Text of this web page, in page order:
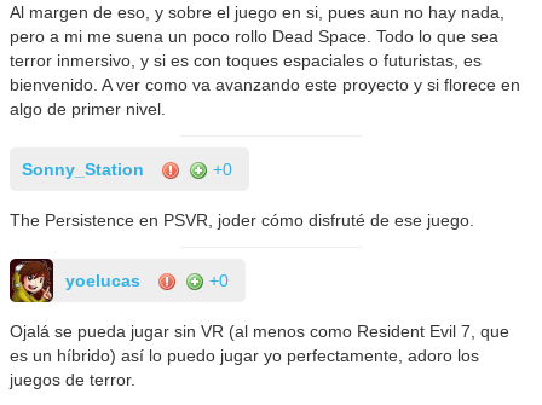
Al margen de eso, y sobre el juego en si, pues aun no hay nada,
pero a mi me suena un poco rollo Dead Space. Todo lo que sea
terror inmersivo, y si es con toques espaciales o futuristas, es
bienvenido. A ver como va avanzando este proyecto y si florece en
algo de primer nivel.
Sonny_Station +0
The Persistence en PSVR, joder cómo disfruté de ese juego.
yoelucas +0
Ojalá se pueda jugar sin VR (al menos como Resident Evil 7, que
es un híbrido) así lo puedo jugar yo perfectamente, adoro los
juegos de terror.